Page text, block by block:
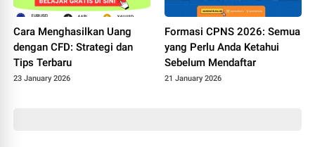
Cara Menghasilkan Uang
dengan CFD: Strategi dan
Tips Terbaru
23 January 2026
Formasi CPNS 2026: Semua
yang Perlu Anda Ketahui
Sebelum Mendaftar
21 January 2026